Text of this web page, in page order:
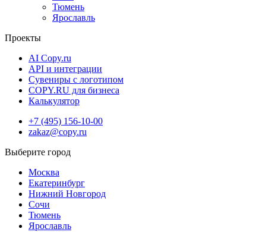
Тюмень
Ярославль
Проекты
AI Copy.ru
API и интеграции
Сувениры с логотипом
COPY.RU для бизнеса
Калькулятор
+7 (495) 156-10-00
zakaz@copy.ru
Москва
Екатеринбург
Нижний Новгород
Сочи
Тюмень
Ярославль